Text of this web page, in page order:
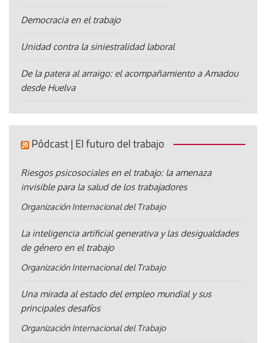
Democracia en el trabajo
Unidad contra la siniestralidad laboral
De la patera al arraigo: el acompañamiento a Amadou
desde Huelva
Pódcast | El futuro del trabajo
Riesgos psicosociales en el trabajo: la amenaza
invisible para la salud de los trabajadores
Organización Internacional del Trabajo
La inteligencia artificial generativa y las desigualdades
de género en el trabajo
Organización Internacional del Trabajo
Una mirada al estado del empleo mundial y sus
principales desafíos
Organización Internacional del Trabajo